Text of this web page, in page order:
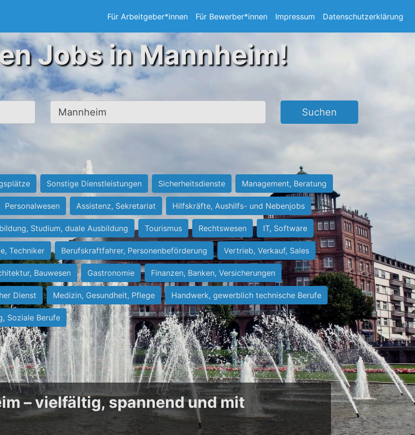
Für Arbeitgeber*innen Für Bewerber*innen Impressum Datenschutzerklärung
Jobs in Mannheim!
Ort, Stadt Suchen
Sonstige Dienstleistungen Sicherheitsdienste Management, Beratung
Personalwesen Assistenz, Sekretariat Hilfskräfte, Aushilfs- und Nebenjobs
Studium, duale Ausbildung Tourismus Rechtswesen IT, Software
Techniker Berufskraftfahrer, Personenbeförderung Vertrieb, Verkauf, Sales
Bauwesen Gastronomie Finanzen, Banken, Versicherungen
Dienst Medizin, Gesundheit, Pflege Handwerk, gewerblich technische Berufe
Soziale Berufe
– vielfältig, spannend und mit